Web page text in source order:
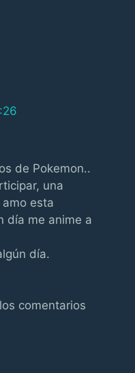
de Pokemon..
una
esta
día me anime a
día.
comentarios